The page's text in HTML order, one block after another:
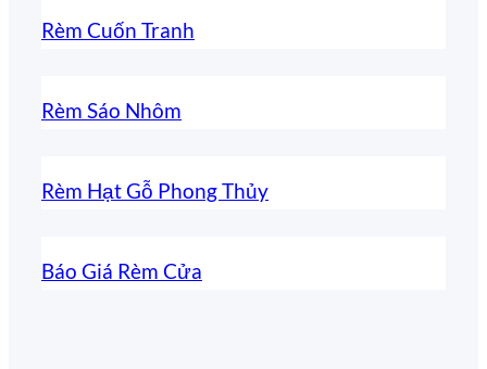
Rèm Cuốn Tranh
Rèm Sáo Nhôm
Rèm Hạt Gỗ Phong Thủy
Báo Giá Rèm Cửa